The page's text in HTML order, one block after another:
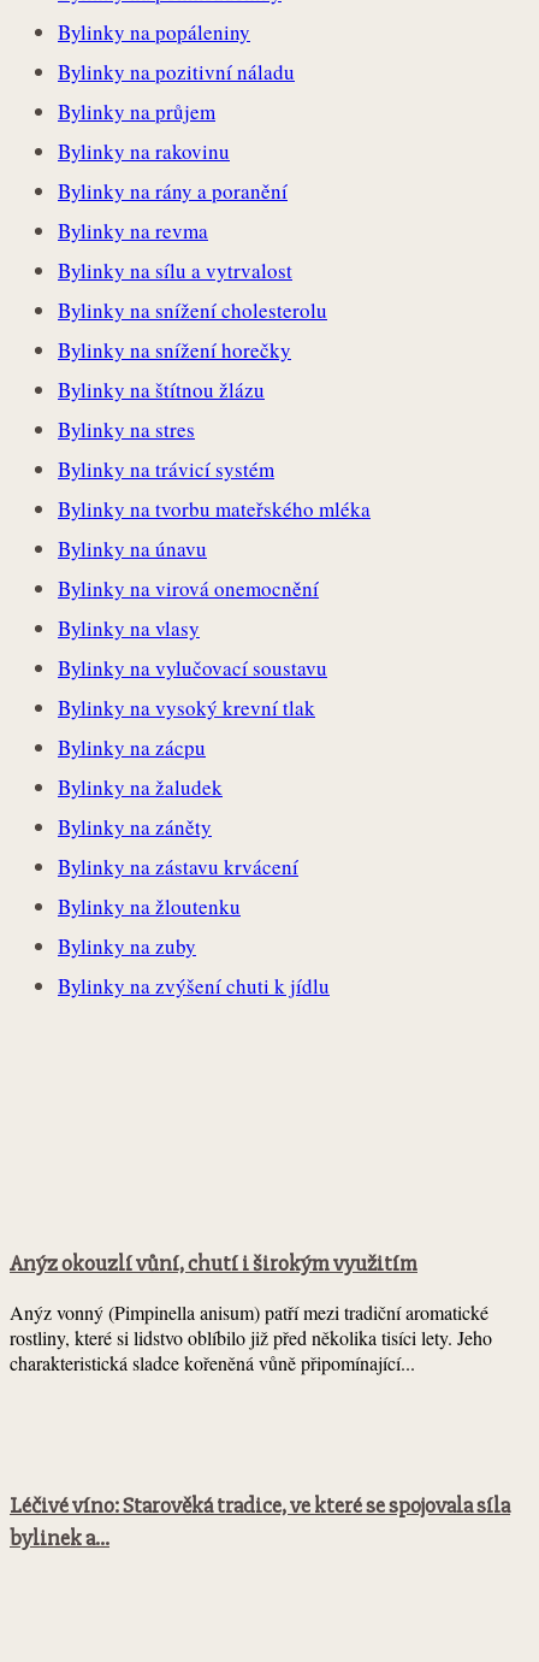
Bylinky na popáleniny
Bylinky na pozitivní náladu
Bylinky na průjem
Bylinky na rakovinu
Bylinky na rány a poranění
Bylinky na revma
Bylinky na sílu a vytrvalost
Bylinky na snížení cholesterolu
Bylinky na snížení horečky
Bylinky na štítnou žlázu
Bylinky na stres
Bylinky na trávicí systém
Bylinky na tvorbu mateřského mléka
Bylinky na únavu
Bylinky na virová onemocnění
Bylinky na vlasy
Bylinky na vylučovací soustavu
Bylinky na vysoký krevní tlak
Bylinky na zácpu
Bylinky na žaludek
Bylinky na záněty
Bylinky na zástavu krvácení
Bylinky na žloutenku
Bylinky na zuby
Bylinky na zvýšení chuti k jídlu
Anýz okouzlí vůní, chutí i širokým využitím
Anýz vonný (Pimpinella anisum) patří mezi tradiční aromatické
rostliny, které si lidstvo oblíbilo již před několika tisíci lety. Jeho
charakteristická sladce kořeněná vůně připomínající...
Léčivé víno: Starověká tradice, ve které se spojovala síla
bylinek a...